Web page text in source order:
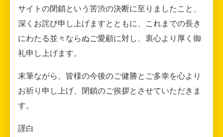
サイトの閉鎖という苦渋の決断に至りましたこと、
深くお詫び申し上げますとともに、これまでの長き
にわたる並々ならぬご愛顧に対し、衷心より厚く御
礼申し上げます。
末筆ながら、皆様の今後のご健勝とご多幸を心より
お祈り申し上げ、閉鎖のご挨拶とさせていただきま
す。
謹白